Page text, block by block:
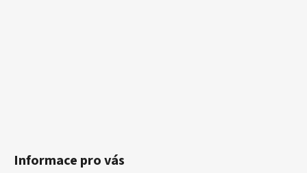
Informace pro vás